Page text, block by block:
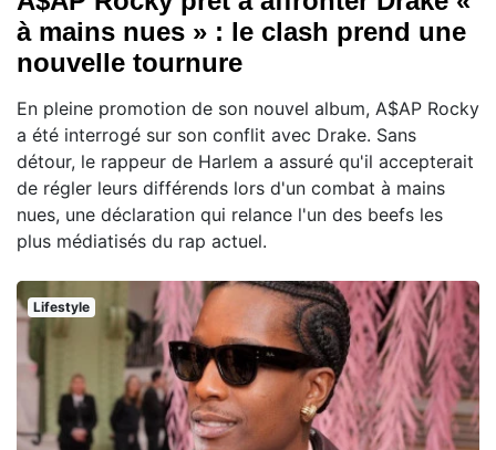
à mains nues » : le clash prend une
nouvelle tournure
En pleine promotion de son nouvel album, A$AP Rocky
a été interrogé sur son conflit avec Drake. Sans
détour, le rappeur de Harlem a assuré qu'il accepterait
de régler leurs différends lors d'un combat à mains
nues, une déclaration qui relance l'un des beefs les
plus médiatisés du rap actuel.
Lifestyle